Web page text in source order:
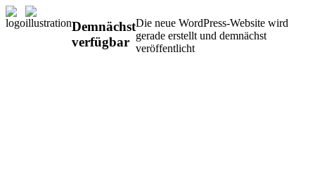
Demnächst
verfügbar
Die neue WordPress-Website wird
gerade erstellt und demnächst
veröffentlicht